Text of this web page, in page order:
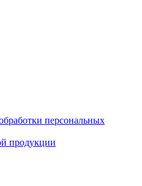
персональных
продукции